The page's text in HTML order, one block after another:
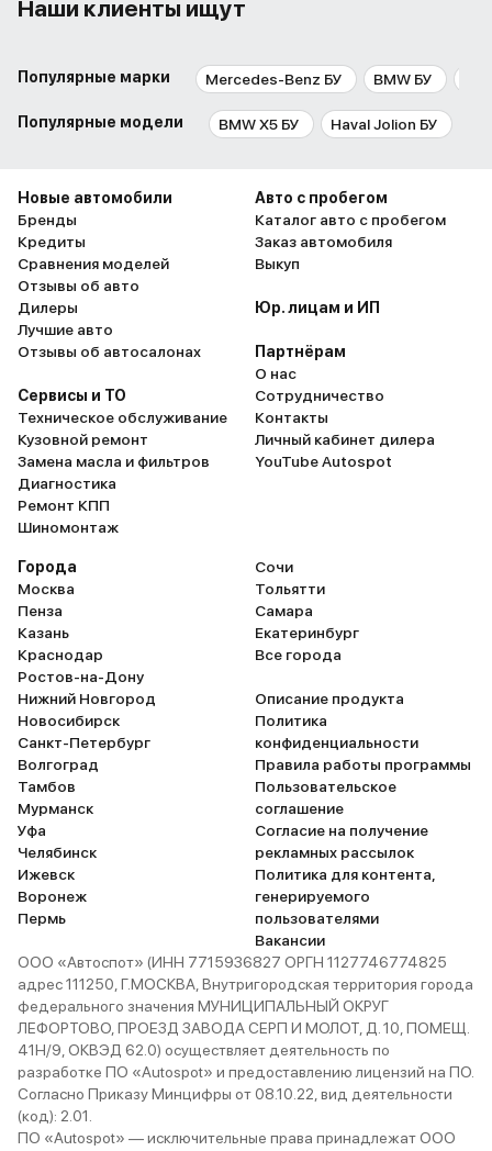
Наши клиенты ищут
Популярные марки Mercedes-Benz БУ BMW БУ
Популярные модели BMW X5 БУ Haval Jolion БУ
Новые автомобили
Бренды
Кредиты
Сравнения моделей
Отзывы об авто
Дилеры
Лучшие авто
Отзывы об автосалонах
Сервисы и ТО
Техническое обслуживание
Кузовной ремонт
Замена масла и фильтров
Диагностика
Ремонт КПП
Шиномонтаж
Авто с пробегом
Каталог авто с пробегом
Заказ автомобиля
Выкуп
Юр. лицам и ИП
Партнёрам
О нас
Сотрудничество
Контакты
Личный кабинет дилера
YouTube Autospot
Города
Москва
Пенза
Казань
Краснодар
Ростов-на-Дону
Нижний Новгород
Новосибирск
Санкт-Петербург
Волгоград
Тамбов
Мурманск
Уфа
Челябинск
Ижевск
Воронеж
Пермь
Сочи
Тольятти
Самара
Екатеринбург
Все города
Описание продукта
Политика
конфиденциальности
Правила работы программы
Пользовательское
соглашение
Согласие на получение
рекламных рассылок
Политика для контента,
генерируемого
пользователями
Вакансии
ООО «Автоспот» (ИНН 7715936827 ОРГН 1127746774825
адрес 111250, Г.МОСКВА, Внутригородская территория города
федерального значения МУНИЦИПАЛЬНЫЙ ОКРУГ
ЛЕФОРТОВО, ПРОЕЗД ЗАВОДА СЕРП И МОЛОТ, Д. 10, ПОМЕЩ.
41Н/9, ОКВЭД 62.0) осуществляет деятельность по
разработке ПО «Autospot» и предоставлению лицензий на ПО.
Согласно Приказу Минцифры от 08.10.22, вид деятельности
(код): 2.01.
ПО «Autospot» — исключительные права принадлежат ООО